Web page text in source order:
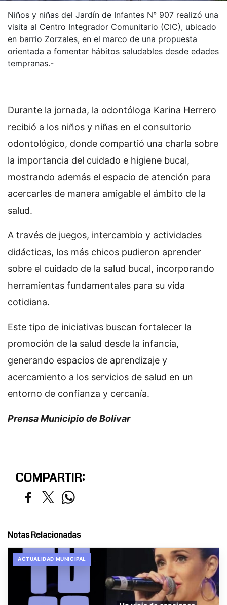
Niños y niñas del Jardín de Infantes N° 907 realizó una
visita al Centro Integrador Comunitario (CIC), ubicado
en barrio Zorzales, en el marco de una propuesta
orientada a fomentar hábitos saludables desde edades
tempranas.-
Durante la jornada, la odontóloga Karina Herrero
recibió a los niños y niñas en el consultorio
odontológico, donde compartió una charla sobre
la importancia del cuidado e higiene bucal,
mostrando además el espacio de atención para
acercarles de manera amigable el ámbito de la
salud.
A través de juegos, intercambio y actividades
didácticas, los más chicos pudieron aprender
sobre el cuidado de la salud bucal, incorporando
herramientas fundamentales para su vida
cotidiana.
Este tipo de iniciativas buscan fortalecer la
promoción de la salud desde la infancia,
generando espacios de aprendizaje y
acercamiento a los servicios de salud en un
entorno de confianza y cercanía.
Prensa Municipio de Bolívar
COMPARTIR:
Notas Relacionadas
ACTUALIDAD MUNICIPAL